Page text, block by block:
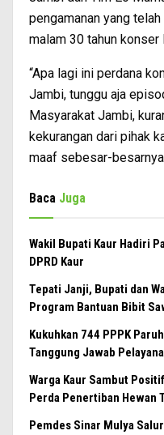
pengamanan yang
malam 30 tahun konser
“Apa lagi ini perdana
Jambi, tunggu aja
Masyarakat Jambi,
kekurangan dari pihak
maaf sebesar-
Baca Juga
Wakil Bupati Kaur Hadiri
DPRD Kaur
Tepati Janji, Bupati dan
Program Bantuan Bibit
Kukuhkan 744 PPPK
Tanggung Jawab
Warga Kaur Sambut
Perda Penertiban Hewan
Pemdes Sinar Mulya